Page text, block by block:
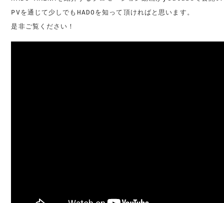
PVを通じて少しでもHADOを知って頂ければと思います。
是非ご覧ください！